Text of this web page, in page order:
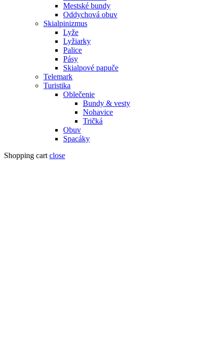
Mestské bundy
Oddychová obuv
Skialpinizmus
Lyže
Lyžiarky
Palice
Pásy
Skialpové papuče
Telemark
Turistika
Oblečenie
Bundy & vesty
Nohavice
Tričká
Obuv
Spacáky
Shopping cart close